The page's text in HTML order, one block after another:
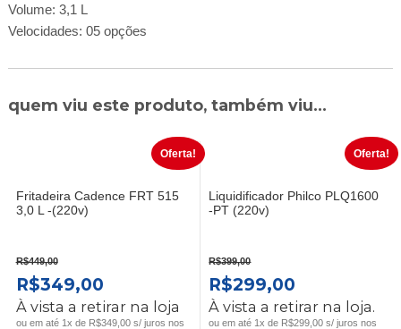
Volume: 3,1 L
Velocidades: 05 opções
quem viu este produto, também viu...
Oferta!
Fritadeira Cadence FRT 515
3,0 L -(220v)
R$449,00
O
PREÇO
R$349,00O
PREÇO
À vista a retirar na loja
ou em até 1x de R$349,00 s/ juros nos
Oferta!
Liquidificador Philco PLQ1600
-PT (220v)
R$399,00
O
PREÇO
R$299,00
PREÇO
À vista a retirar na loja.
ou em até 1x de R$299,00 s/ juros nos